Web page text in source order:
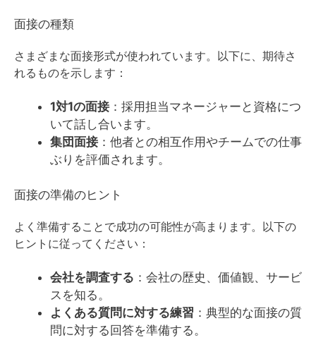
面接の種類
さまざまな面接形式が使われています。以下に、期待さ
れるものを示します：
1対1の面接 ：採用担当マネージャーと資格につ
いて話し合います。
集団面接 ：他者との相互作用やチームでの仕事
ぶりを評価されます。
面接の準備のヒント
よく準備することで成功の可能性が高まります。以下の
ヒントに従ってください：
会社を調査する ：会社の歴史、価値観、サービ
スを知る。
よくある質問に対する練習 ：典型的な面接の質
問に対する回答を準備する。